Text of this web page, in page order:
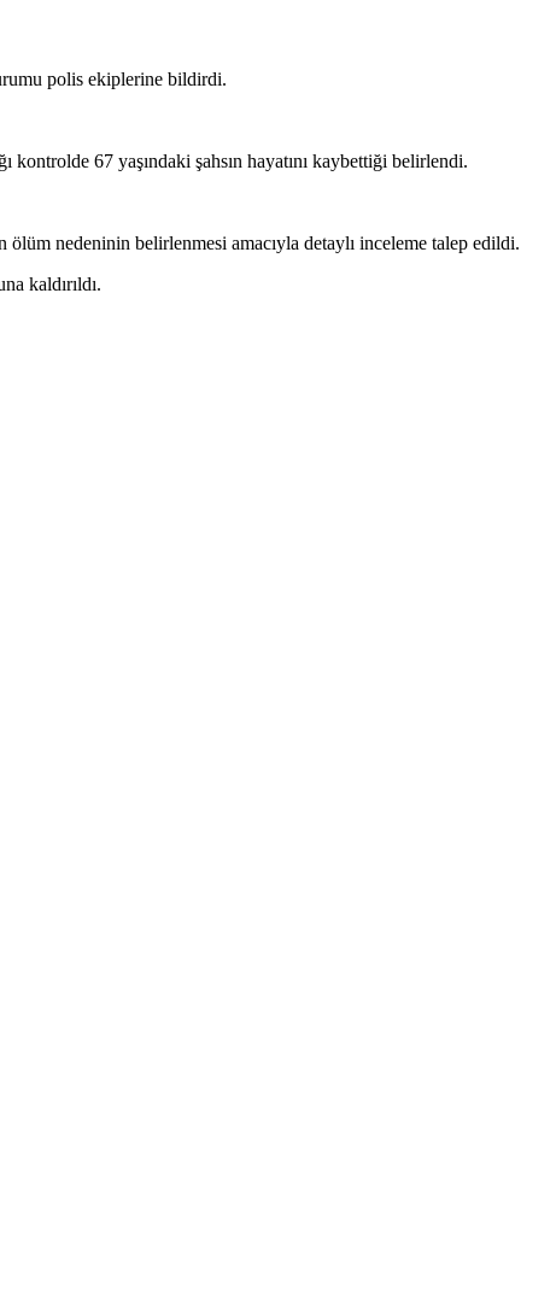
polis ekiplerine bildirdi.
67 yaşındaki şahsın hayatını kaybettiği belirlendi.
nedeninin belirlenmesi amacıyla detaylı inceleme talep edildi.
kaldırıldı.